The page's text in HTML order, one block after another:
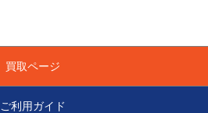
買取ページ
ご利用ガイド